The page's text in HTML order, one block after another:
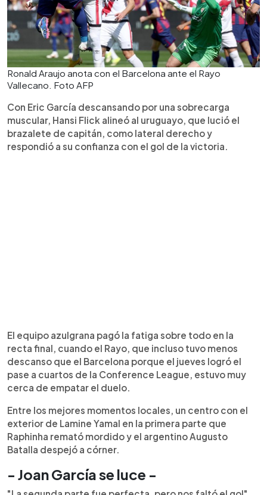
Ronald Araujo anota con el Barcelona ante el Rayo
Vallecano. Foto AFP
Con Eric García descansando por una sobrecarga
muscular, Hansi Flick alineó al uruguayo, que lució el
brazalete de capitán, como lateral derecho y
respondió a su confianza con el gol de la victoria.
El equipo azulgrana pagó la fatiga sobre todo en la
recta final, cuando el Rayo, que incluso tuvo menos
descanso que el Barcelona porque el jueves logró el
pase a cuartos de la Conference League, estuvo muy
cerca de empatar el duelo.
Entre los mejores momentos locales, un centro con el
exterior de Lamine Yamal en la primera parte que
Raphinha remató mordido y el argentino Augusto
Batalla despejó a córner.
- Joan García se luce -